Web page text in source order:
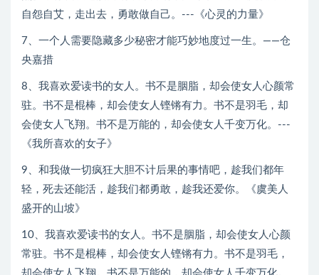
自怨自艾，走出去，勇敢做自己。---《心灵的力量》
7、一个人需要隐藏多少秘密才能巧妙地度过一生。——仓
央嘉措
8、我喜欢爱读书的女人。书不是胭脂，却会使女人心颜常
驻。书不是棍棒，却会使女人铿锵有力。书不是羽毛，却
会使女人飞翔。书不是万能的，却会使女人千变万化。---
《我所喜欢的女子》
9、和我做一切疯狂大胆不计后果的事情吧，趁我们都年
轻，死去还能活，趁我们都勇敢，趁我还爱你。《虞美人
盛开的山坡》
10、我喜欢爱读书的女人。书不是胭脂，却会使女人心颜
常驻。书不是棍棒，却会使女人铿锵有力。书不是羽毛，